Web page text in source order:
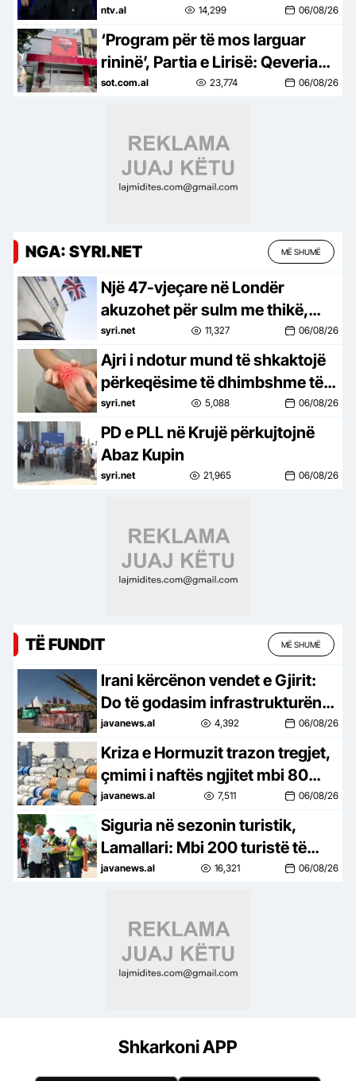
kontekstit
ntv.al 14,299 06/08/26
‘Program për të mos larguar
rininë’, Partia e Lirisë: Qeveria
nuk i mbështet!
sot.com.al 23,774 06/08/26
NGA: SYRI.NET MË SHUMË
Një 47-vjeçare në Londër
akuzohet për sulm me thikë,
katër burra mbetën të plagosur
syri.net 11,327 06/08/26
Ajri i ndotur mund të shkaktojë
përkeqësime të dhimbshme të
artritit reumatoid
syri.net 5,088 06/08/26
PD e PLL në Krujë përkujtojnë
Abaz Kupin
syri.net 21,965 06/08/26
TË FUNDIT MË SHUMË
Irani kërcënon vendet e Gjirit:
Do të godasim infrastrukturën
nëse SHBA sulmon
javanews.al 4,392 06/08/26
Kriza e Hormuzit trazon tregjet,
çmimi i naftës ngjitet mbi 80
dollarë për fuçi
javanews.al 7,511 06/08/26
Siguria në sezonin turistik,
Lamallari: Mbi 200 turistë të
shpëtuar në katër muaj
javanews.al 16,321 06/08/26
Shkarkoni APP